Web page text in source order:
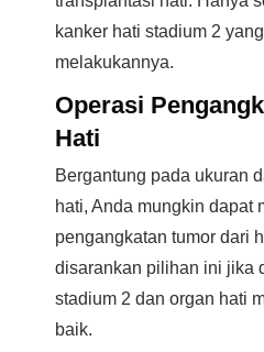
kanker hati stadium 2
melakukannya.
Operasi
Hati
Bergantung pada ukuran
hati, Anda mungkin dapat
pengangkatan tumor dari
disarankan pilihan ini jika
stadium 2 dan organ hati
baik.